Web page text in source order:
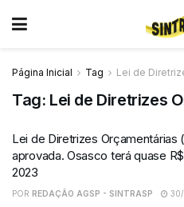
Página Inicial Tag Lei de
Tag: Lei de Diretrizes
Lei de Diretrizes Orçamentárias
aprovada. Osasco terá quase
2023
POR REDAÇÃO AGSP - SINTRASP